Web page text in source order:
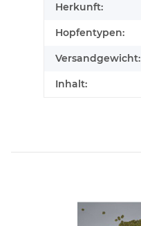
Herkunft:
Hopfentypen:
Versandgewicht:
Inhalt: